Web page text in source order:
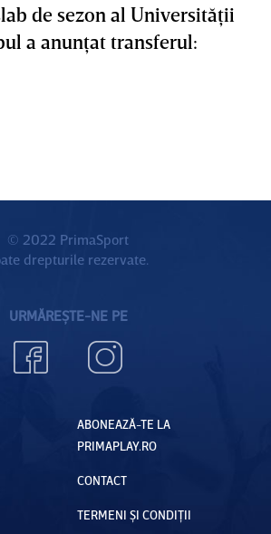
de sezon al Universităţii
a anunţat transferul:
© 2022 PrimaSport
drepturile rezervate.
URMĂREȘTE-NE PE
ABONEAZĂ-TE LA
PRIMAPLAY.RO
CONTACT
TERMENI ȘI CONDIȚII